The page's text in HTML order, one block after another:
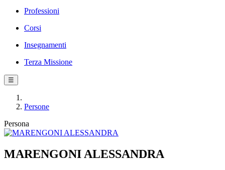
Professioni
Corsi
Insegnamenti
Terza Missione
☰
Persone
Persona
MARENGONI ALESSANDRA